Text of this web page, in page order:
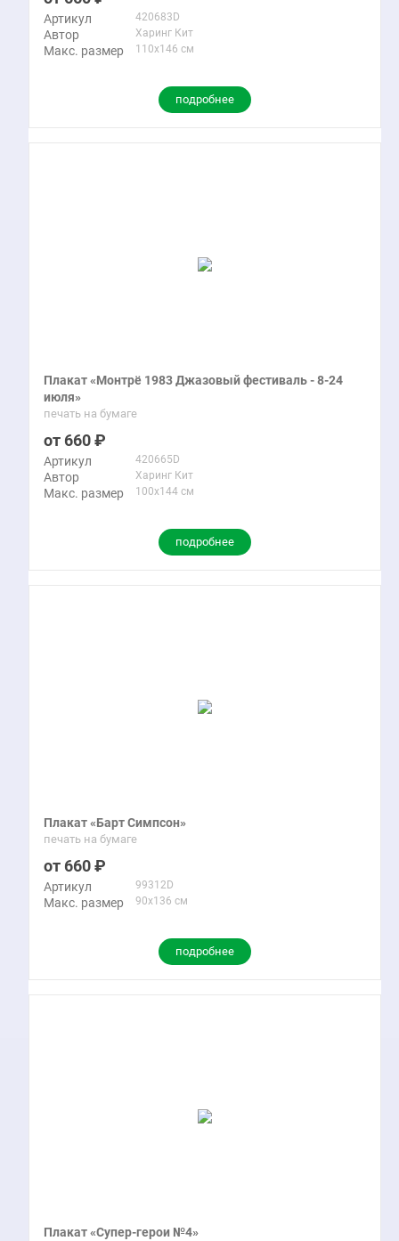
Артикул 420683D
Автор Харинг Кит
Макс. размер 110x146 см
подробнее
Плакат «Монтрё 1983 Джазовый фестиваль - 8-24
июля»
печать на бумаге
660
Артикул 420665D
Автор Харинг Кит
Макс. размер 100x144 см
подробнее
Плакат «Барт Симпсон»
печать на бумаге
660
Артикул 99312D
Макс. размер 90x136 см
подробнее
Плакат «Супер-герои №4»